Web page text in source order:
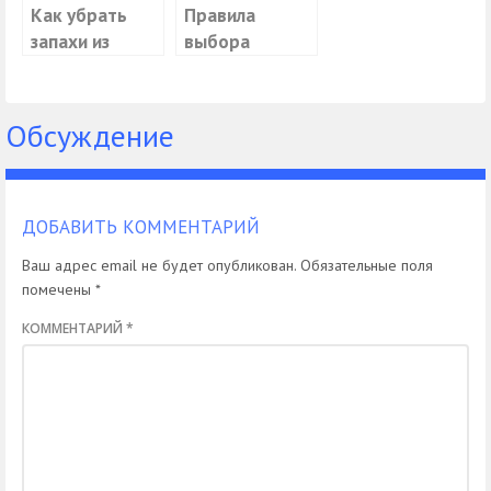
Как убрать
запахи из
Правила
выбора
Обсуждение
ДОБАВИТЬ КОММЕНТАРИЙ
Ваш адрес email не будет опубликован. Обязательные поля
помечены *
КОММЕНТАРИЙ *